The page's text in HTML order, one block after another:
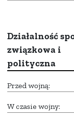
Działalność
związkowa i
polityczna
Przed wojną:
W czasie wojny: